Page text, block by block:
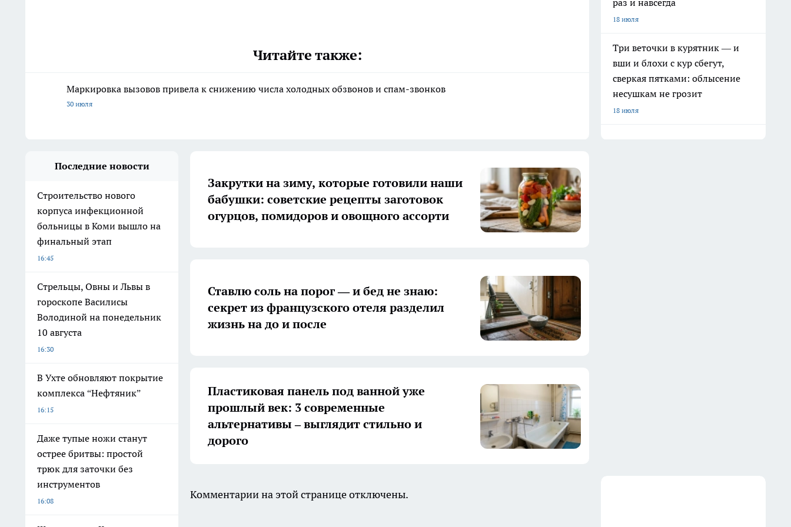
Читайте также:
Маркировка вызовов привела к снижению числа холодных обзвонов и спам-звонков
30 июля
раз и навсегда
18 июля
Три веточки в курятник — и
вши и блохи с кур сбегут,
сверкая пятками: облысение
несушкам не грозит
18 июля
Последние новости
Строительство нового
корпуса инфекционной
больницы в Коми вышло на
финальный этап
16:45
Стрельцы, Овны и Львы в
гороскопе Василисы
Володиной на понедельник
10 августа
16:30
В Ухте обновляют покрытие
комплекса “Нефтяник”
16:15
Даже тупые ножи станут
острее бритвы: простой
трюк для заточки без
инструментов
16:08
Закрутки на зиму, которые готовили наши
бабушки: советские рецепты заготовок
огурцов, помидоров и овощного ассорти
Ставлю соль на порог — и бед не знаю:
секрет из французского отеля разделил
жизнь на до и после
Пластиковая панель под ванной уже
прошлый век: 3 современные
альтернативы – выглядит стильно и
дорого
Комментарии на этой странице отключены.